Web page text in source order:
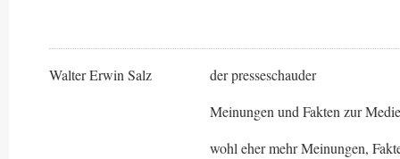
Walter Erwin Salz
der presseschauder
Meinungen und Fakten zur
wohl eher mehr Meinungen,